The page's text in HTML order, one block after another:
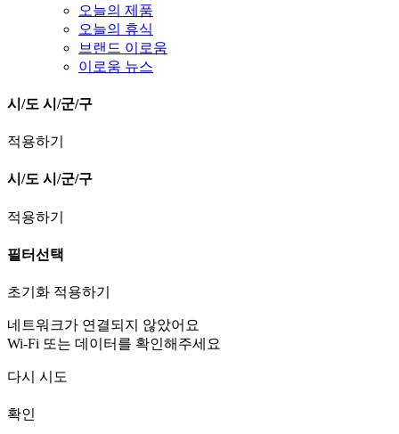
오늘의 제품
오늘의 휴식
브랜드 이로움
이로움 뉴스
시/도 시/군/구
적용하기
시/도 시/군/구
적용하기
필터선택
초기화 적용하기
네트워크가 연결되지 않았어요
Wi-Fi 또는 데이터를 확인해주세요
다시 시도
확인